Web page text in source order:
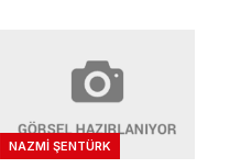
NAZMI ŞENTÜRK